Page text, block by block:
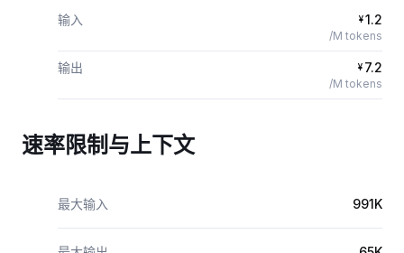
输入 ¥1.2
/M tokens
输出 ¥ 7.2
/M tokens
速率限制与上下文
最大输入 991K